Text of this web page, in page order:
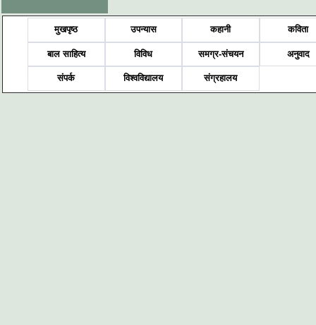
मुखपृष्ठ उपन्यास कहानी कविता
बाल साहित्य विविध समग्र-संचयन अनुवाद
संपर्क विश्वविद्यालय संग्रहालय